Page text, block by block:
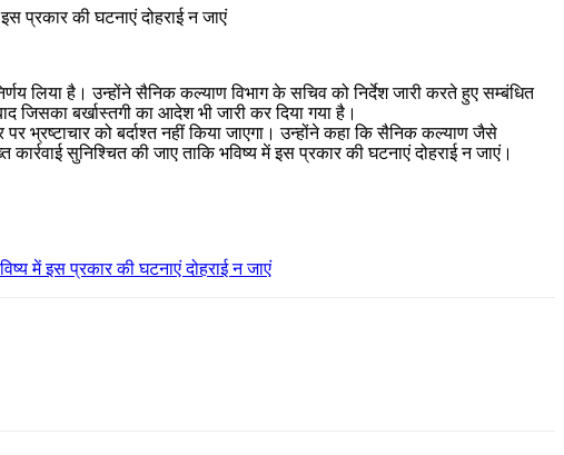
प्रकार की घटनाएं दोहराई न जाएं
लिया है। उन्होंने सैनिक कल्याण विभाग के सचिव को निर्देश जारी करते हुए सम्बंधित
जिसका बर्खास्तगी का आदेश भी जारी कर दिया गया है।
भ्रष्टाचार को बर्दाश्त नहीं किया जाएगा। उन्होंने कहा कि सैनिक कल्याण जैसे
सुनिश्चित की जाए ताकि भविष्य में इस प्रकार की घटनाएं दोहराई न जाएं।
में इस प्रकार की घटनाएं दोहराई न जाएं